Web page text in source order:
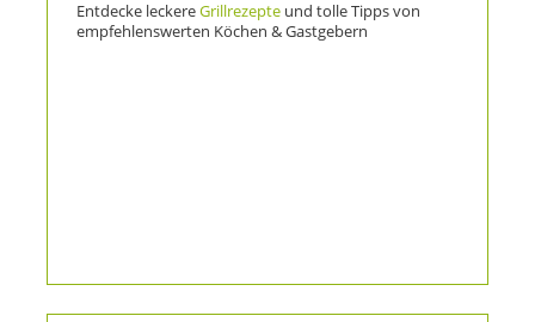
Entdecke leckereGrillrezepte und tolle Tipps von
empfehlenswerten Köchen & Gastgebern